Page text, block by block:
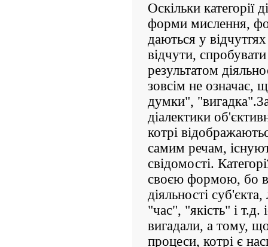
Оскільки категорії
форми мислення,
даються у
відчути,
результатом
зовсім не означає,
думки",
діалектики
котрі
самим речам,
свідомості.
своєю формою, бо
діяльності
"час", "якість" і
вигадали, а тому,
процеси, котрі є